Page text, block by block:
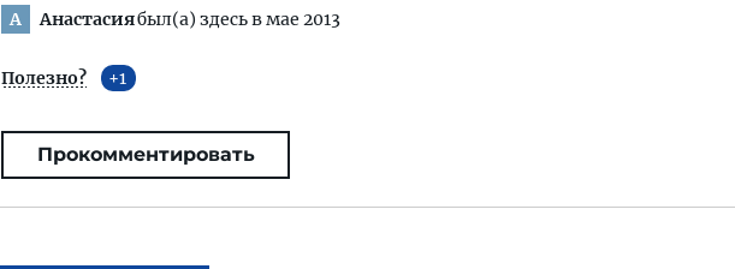
А Анастасиябыл(а) здесь в мае 2013
Полезно? 1
Прокомментировать